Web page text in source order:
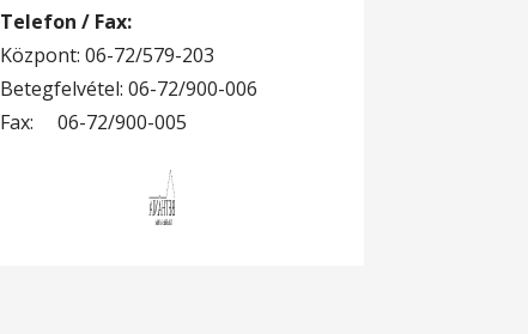
Telefon / Fax:
Központ: 06-72/579-203
Betegfelvétel: 06-72/900-006
Fax: 06-72/900-005